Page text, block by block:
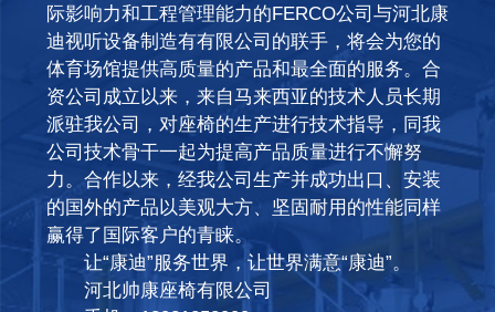
际影响力和工程管理能力的FERCO公司与河北康
迪视听设备制造有有限公司的联手，将会为您的
体育场馆提供高质量的产品和最全面的服务。合
资公司成立以来，来自马来西亚的技术人员长期
派驻我公司，对座椅的生产进行技术指导，同我
公司技术骨干一起为提高产品质量进行不懈努
力。合作以来，经我公司生产并成功出口、安装
的国外的产品以美观大方、坚固耐用的性能同样
赢得了国际客户的青睐。
让“康迪”服务世界，让世界满意“康迪”。
河北帅康座椅有限公司